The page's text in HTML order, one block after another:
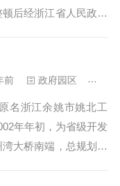
后经浙江省人民政府
食品加工、文体及家居
前 政府园区
名浙江余姚市姚北工
年年初，为省级开发
大桥南端，总规划占